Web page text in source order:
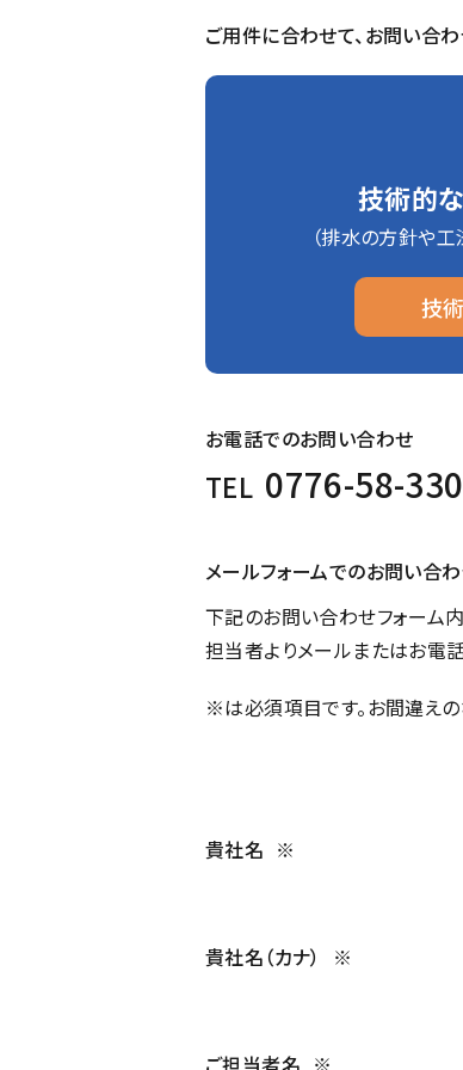
ご用件に合わせて、お問い合
技術的
（排水の方針や工
技
お電話でのお問い合わせ
TEL 0776-58-
メールフォームでのお問い合
下記のお問い合わせフォーム内
担当者よりメールまたはお電
※は必須項目です。お間違えの
貴社名 ※
貴社名（カナ） ※
ご担当者名 ※